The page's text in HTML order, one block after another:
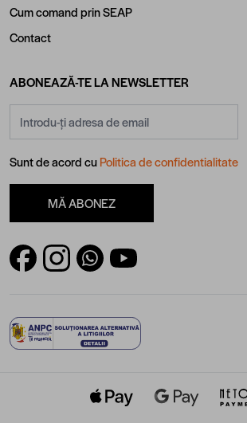
Cum comand prin SEAP
Contact
ABONEAZĂ-TE LA NEWSLETTER
Sunt de acord cuPolitica de confidentialitate
MĂ ABONEZ